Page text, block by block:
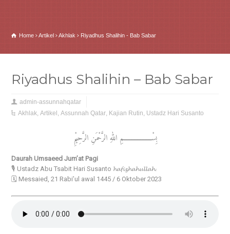
Home Artikel Akhlak Riyadhus Shalihin - Bab Sabar
Riyadhus Shalihin – Bab Sabar
admin-assunnahqatar
Akhlak ,Artikel ,Assunnah Qatar Kajian Rutin Ustadz Hari Susanto
بِسْــــــــــــــــــمِ اللهِ الرَّحْمَنِ الرَّحِيْمِ
Daurah Umsaeed Jum’at Pagi
🎙️ Ustadz Abu Tsabit Hari Susanto 𝓱𝓪𝓯𝓲𝔃𝓱𝓪𝓱𝓾𝓵𝓵𝓪𝓱.
🗓️ Messaied, 21 Rabi’ul awal 1445 / 6 Oktober 2023